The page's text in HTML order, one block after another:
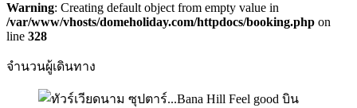
Warning: Creating default object from empty value in
/var/www/vhosts/domeholiday.com/httpdocs/booking.php on
line 328
จำนวนผู้เดินทาง